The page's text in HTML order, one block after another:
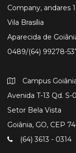
Company, andares
Vila Brasília
Aparecida de
0489/(64) 99278-
Campus
Avenida T-13 Qd. S-
Setor Bela Vista
Goiânia, GO, CEP
(64) 3613 - 0314